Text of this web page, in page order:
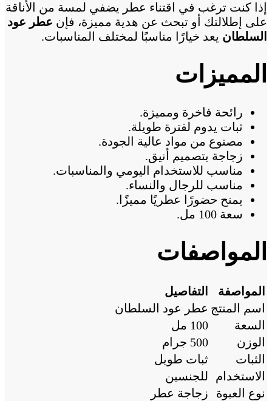
إذا كنت ترغب في اقتناء عطر يضفي لمسة من الأناقة
على إطلالتك أو تبحث عن هدية مميزة، فإن عطر عود
السلطان يعد خيارًا مناسبًا لمختلف المناسبات.
المميزات
رائحة فاخرة ومميزة.
ثبات يدوم لفترة طويلة.
مصنوع من مواد عالية الجودة.
زجاجة بتصميم أنيق.
مناسب للاستخدام اليومي والمناسبات.
مناسب للرجال والنساء.
يمنح حضورًا عطريًا مميزًا.
سعة 100 مل.
المواصفات
المواصفة
التفاصيل
اسم المنتج عطر عود السلطان
السعة
100 مل
الوزن
500 جرام
الثبات
ثبات طويل
الاستخدام
للجنسين
نوع العبوة
زجاجة عطر